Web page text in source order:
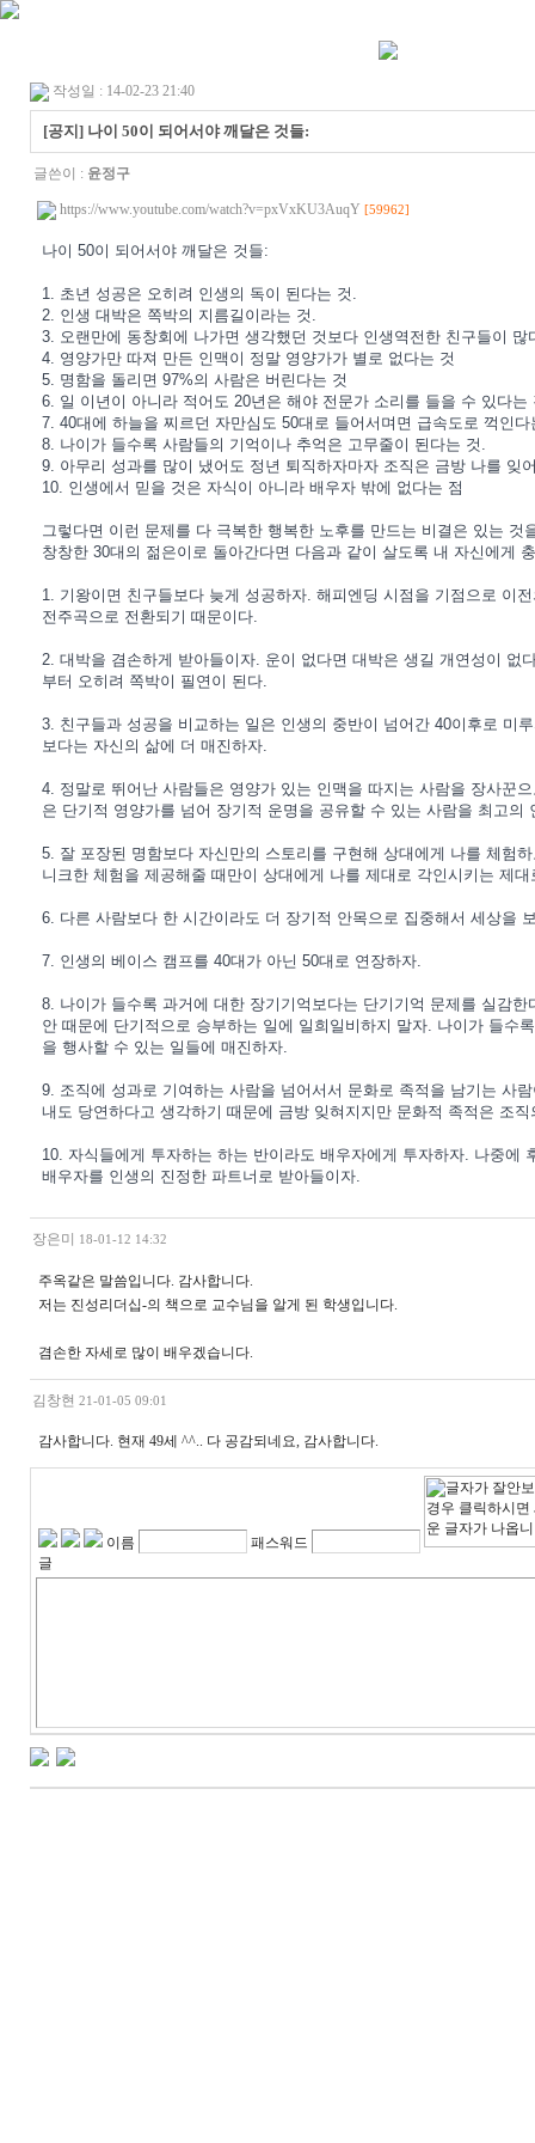
작성일 : 14-02-23 21:40
[공지] 나이 50이 되어서야 깨달은 것들:
글쓴이 : 윤정구
https://www.youtube.com/watch?v=pxVxKU3AuqY [59962]
나이 50이 되어서야 깨달은 것들:
1. 초년 성공은 오히려 인생의 독이 된다는 것.
2. 인생 대박은 쪽박의 지름길이라는 것.
3. 오랜만에 동창회에 나가면 생각했던 것보다 인생역전한 친구들이 많
4. 영양가만 따져 만든 인맥이 정말 영양가가 별로 없다는 것
5. 명함을 돌리면 97%의 사람은 버린다는 것
6. 일 이년이 아니라 적어도 20년은 해야 전문가 소리를 들을 수 있다는
7. 40대에 하늘을 찌르던 자만심도 50대로 들어서며면 급속도로 꺽인
8. 나이가 들수록 사람들의 기억이나 추억은 고무줄이 된다는 것.
9. 아무리 성과를 많이 냈어도 정년 퇴직하자마자 조직은 금방 나를 잊
10. 인생에서 믿을 것은 자식이 아니라 배우자 밖에 없다는 점
그렇다면 이런 문제를 다 극복한 행복한 노후를 만드는 비결은 있는 것
창창한 30대의 젊은이로 돌아간다면 다음과 같이 살도록 내 자신에게
1. 기왕이면 친구들보다 늦게 성공하자. 해피엔딩 시점을 기점으로 이
전주곡으로 전환되기 때문이다.
2. 대박을 겸손하게 받아들이자. 운이 없다면 대박은 생길 개연성이 없
부터 오히려 쪽박이 필연이 된다.
3. 친구들과 성공을 비교하는 일은 인생의 중반이 넘어간 40이후로 미
보다는 자신의 삶에 더 매진하자.
4. 정말로 뛰어난 사람들은 영양가 있는 인맥을 따지는 사람을 장사꾼
은 단기적 영양가를 넘어 장기적 운명을 공유할 수 있는 사람을 최고의
5. 잘 포장된 명함보다 자신만의 스토리를 구현해 상대에게 나를 체험
니크한 체험을 제공해줄 때만이 상대에게 나를 제대로 각인시키는 제
6. 다른 사람보다 한 시간이라도 더 장기적 안목으로 집중해서 세상을
7. 인생의 베이스 캠프를 40대가 아닌 50대로 연장하자.
8. 나이가 들수록 과거에 대한 장기기억보다는 단기기억 문제를 실감
안 때문에 단기적으로 승부하는 일에 일희일비하지 말자. 나이가 들수
을 행사할 수 있는 일들에 매진하자.
9. 조직에 성과로 기여하는 사람을 넘어서서 문화로 족적을 남기는 사
내도 당연하다고 생각하기 때문에 금방 잊혀지지만 문화적 족적은 조
10. 자식들에게 투자하는 하는 반이라도 배우자에게 투자하자. 나중에
배우자를 인생의 진정한 파트너로 받아들이자.
장은미 18-01-12 14:32
주옥같은 말씀입니다. 감사합니다.
저는 진성리더십-의 책으로 교수님을 알게 된 학생입니다.
겸손한 자세로 많이 배우겠습니다.
김창현 21-01-05 09:01
감사합니다. 현재 49세 ^^.. 다 공감되네요, 감사합니다.
이름
패스워드
글